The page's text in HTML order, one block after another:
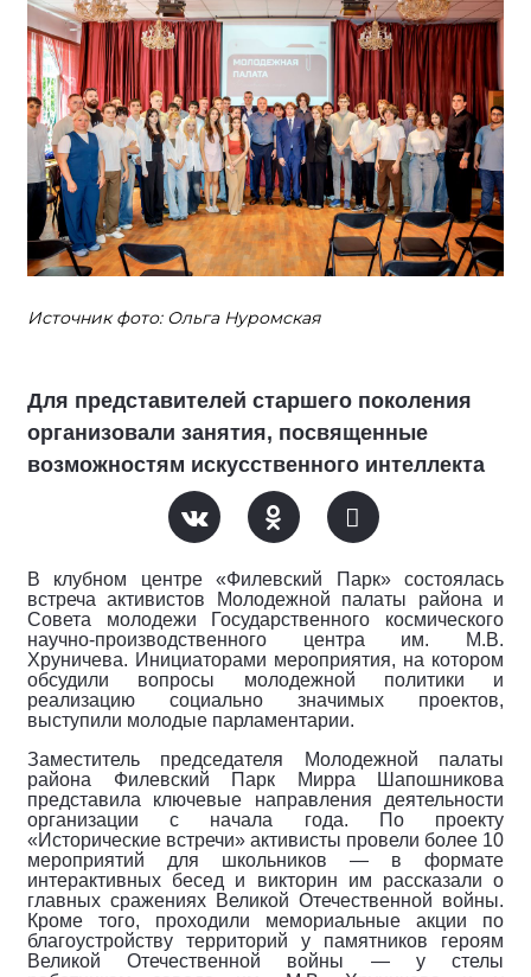
Источник фото: Ольга Нуромская
Для представителей старшего поколения
организовали занятия, посвященные
возможностям искусственного интеллекта
В клубном центре «Филевский Парк» состоялась
встреча активистов Молодежной палаты района и
Совета молодежи Государственного космического
научно-производственного центра им. М.В.
Хруничева. Инициаторами мероприятия, на котором
обсудили вопросы молодежной политики и
реализацию социально значимых проектов,
выступили молодые парламентарии.
Заместитель председателя Молодежной палаты
района Филевский Парк Мирра Шапошникова
представила ключевые направления деятельности
организации с начала года. По проекту
«Исторические встречи» активисты провели более 10
мероприятий для школьников — в формате
интерактивных бесед и викторин им рассказали о
главных сражениях Великой Отечественной войны.
Кроме того, проходили мемориальные акции по
благоустройству территорий у памятников героям
Великой Отечественной войны — у стелы